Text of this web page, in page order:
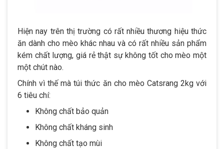
Hiện nay trên thị trường có rất nhiều thương hiệu thức
ăn dành cho mèo khác nhau và có rất nhiều sản phẩm
kém chất lượng, giá rẻ thật sự không tốt cho mèo một
một chút nào.
Chính vì thế mà túi thức ăn cho mèo Catsrang 2kg với
6 tiêu chí:
Không chất bảo quản
Không chất kháng sinh
Không chất tạo mùi